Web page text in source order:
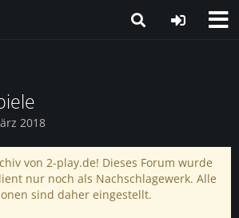
2018
von 2-play.de! Dieses Forum wurde
nur noch als Nachschlagewerk. Alle
sind daher eingestellt.